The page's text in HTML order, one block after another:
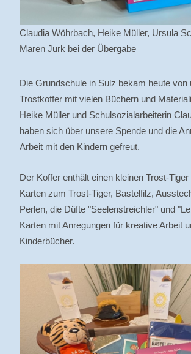
Claudia Wöhrbach, Heike Müller, Ursula
Maren Jurk bei der Übergabe
Die Grundschule in Sulz bekam heute von
Trostkoffer mit vielen Büchern und
Heike Müller und Schulsozialarbeiterin
haben sich über unsere Spende und die
Arbeit mit den Kindern gefreut.
Der Koffer enthält einen kleinen Trost-
Karten zum Trost-Tiger, Bastelfilz,
Perlen, die Düfte "Seelenstreichler" und
Karten mit Anregungen für kreative Arbeit
Kinderbücher.